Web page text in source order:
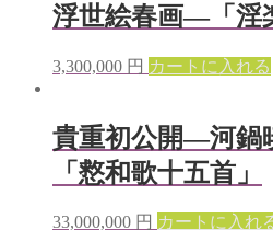
浮世絵春画—「淫
3,300,000 円 カートに入れる
貴重初公開—河鍋
「慦和歌十五首」
33,000,000 円 カートに入れ